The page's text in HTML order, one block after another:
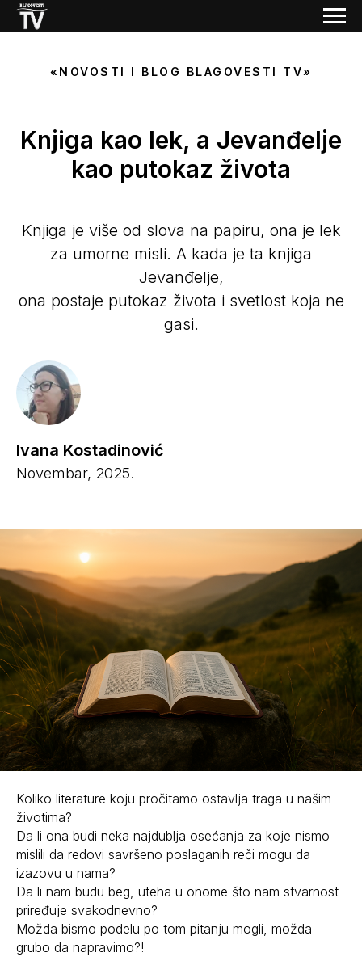
«NOVOSTI I BLOG BLAGOVESTI TV»
Knjiga kao lek, a Jevanđelje
kao putokaz života
Knjiga je više od slova na papiru, ona je lek
za umorne misli. A kada je ta knjiga
Jevanđelje,
ona postaje putokaz života i svetlost koja ne
gasi.
Ivana Kostadinović
Novembar, 2025.
Koliko literature koju pročitamo ostavlja traga u našim
životima?
Da li ona budi neka najdublja osećanja za koje nismo
mislili da redovi savršeno poslaganih reči mogu da
izazovu u nama?
Da li nam budu beg, uteha u onome što nam stvarnost
priređuje svakodnevno?
Možda bismo podelu po tom pitanju mogli, možda
grubo da napravimo?!